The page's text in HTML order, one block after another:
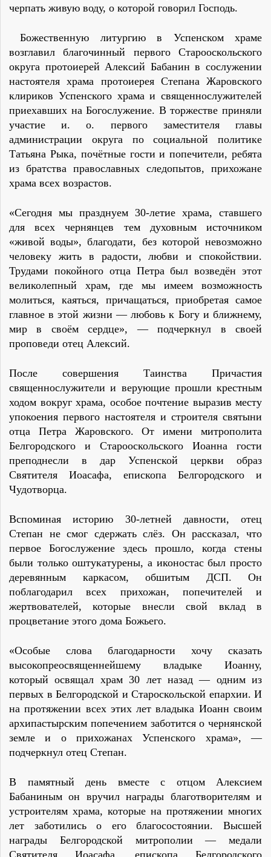
черпать живую воду, о которой говорил Господь.
Божественную литургию в Успенском храме
возглавил благочинный первого Старооскольского
округа протоиерей Алексий Бабанин в сослужении
настоятеля храма протоиерея Степана Жаровского
клириков Успенского храма и священнослужителей
приехавших на Богослужение. В торжестве приняли
участие и. о. первого заместителя главы
администрации округа по социальной политике
Татьяна Рыка, почётные гости и попечители, ребята
из братства православных следопытов, прихожане
храма всех возрастов.
«Сегодня мы празднуем 30-летие храма, ставшего
для всех чернянцев тем духовным источником
«живой воды», благодати, без которой невозможно
человеку жить в радости, любви и спокойствии.
Трудами покойного отца Петра был возведён этот
великолепный храм, где мы имеем возможность
молиться, каяться, причащаться, приобретая самое
главное в этой жизни — любовь к Богу и ближнему,
мир в своём сердце», — подчеркнул в своей
проповеди отец Алексий.
После совершения Таинства Причастия
священнослужители и верующие прошли крестным
ходом вокруг храма, особое почтение выразив месту
упокоения первого настоятеля и строителя святыни
отца Петра Жаровского. От имени митрополита
Белгородского и Старооскольского Иоанна гости
преподнесли в дар Успенской церкви образ
Святителя Иоасафа, епископа Белгородского и
Чудотворца.
Вспоминая историю 30-летней давности, отец
Степан не смог сдержать слёз. Он рассказал, что
первое Богослужение здесь прошло, когда стены
были только оштукатурены, а иконостас был просто
деревянным каркасом, обшитым ДСП. Он
поблагодарил всех прихожан, попечителей и
жертвователей, которые внесли свой вклад в
процветание этого дома Божьего.
«Особые слова благодарности хочу сказать
высокопреосвященнейшему владыке Иоанну,
который освящал храм 30 лет назад — одним из
первых в Белгородской и Староскольской епархии. И
на протяжении всех этих лет владыка Иоанн своим
архипастырским попечением заботится о чернянской
земле и о прихожанах Успенского храма», —
подчеркнул отец Степан.
В памятный день вместе с отцом Алексием
Бабаниным он вручил награды благотворителям и
устроителям храма, которые на протяжении многих
лет заботились о его благосостоянии. Высшей
награды Белгородской митрополии — медали
Святителя Иоасафа, епископа Белгородского